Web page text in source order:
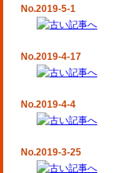
No.2019-5-1
No.2019-4-17
No.2019-4-4
No.2019-3-25